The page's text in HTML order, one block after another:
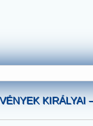
KIRÁLYAI